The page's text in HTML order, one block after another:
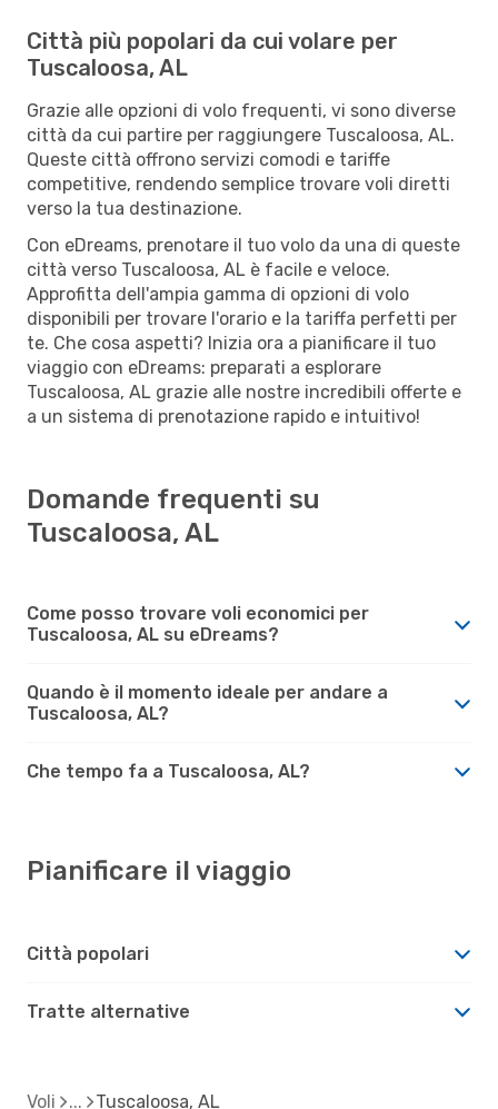
Città più popolari da cui volare per
Tuscaloosa, AL
Grazie alle opzioni di volo frequenti, vi sono diverse
città da cui partire per raggiungere Tuscaloosa, AL.
Queste città offrono servizi comodi e tariffe
competitive, rendendo semplice trovare voli diretti
verso la tua destinazione.
Con eDreams, prenotare il tuo volo da una di queste
città verso Tuscaloosa, AL è facile e veloce.
Approfitta dell'ampia gamma di opzioni di volo
disponibili per trovare l'orario e la tariffa perfetti per
te. Che cosa aspetti? Inizia ora a pianificare il tuo
viaggio con eDreams: preparati a esplorare
Tuscaloosa, AL grazie alle nostre incredibili offerte e
a un sistema di prenotazione rapido e intuitivo!
Domande frequenti su
Tuscaloosa, AL
Come posso trovare voli economici per
Tuscaloosa, AL su eDreams?
Quando è il momento ideale per andare a
Tuscaloosa, AL?
Che tempo fa a Tuscaloosa, AL?
Pianificare il viaggio
Città popolari
Tratte alternative
Voli Tuscaloosa, AL